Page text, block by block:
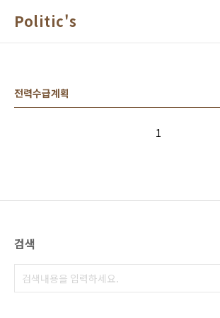
Politic's
전력수급계획
1
검색